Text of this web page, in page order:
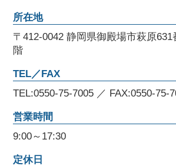
所在地
〒412-0042 静岡県御殿場市萩原
階
TEL／FAX
TEL:0550-75-7005 ／ FAX:0550-75-
営業時間
9:00～17:30
定休日